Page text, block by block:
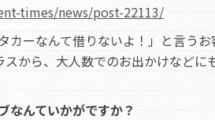
times/news/post-22113/
カーなんて借りないよ！」と言う
から、大人数でのお出かけなど
なんていかがですか？